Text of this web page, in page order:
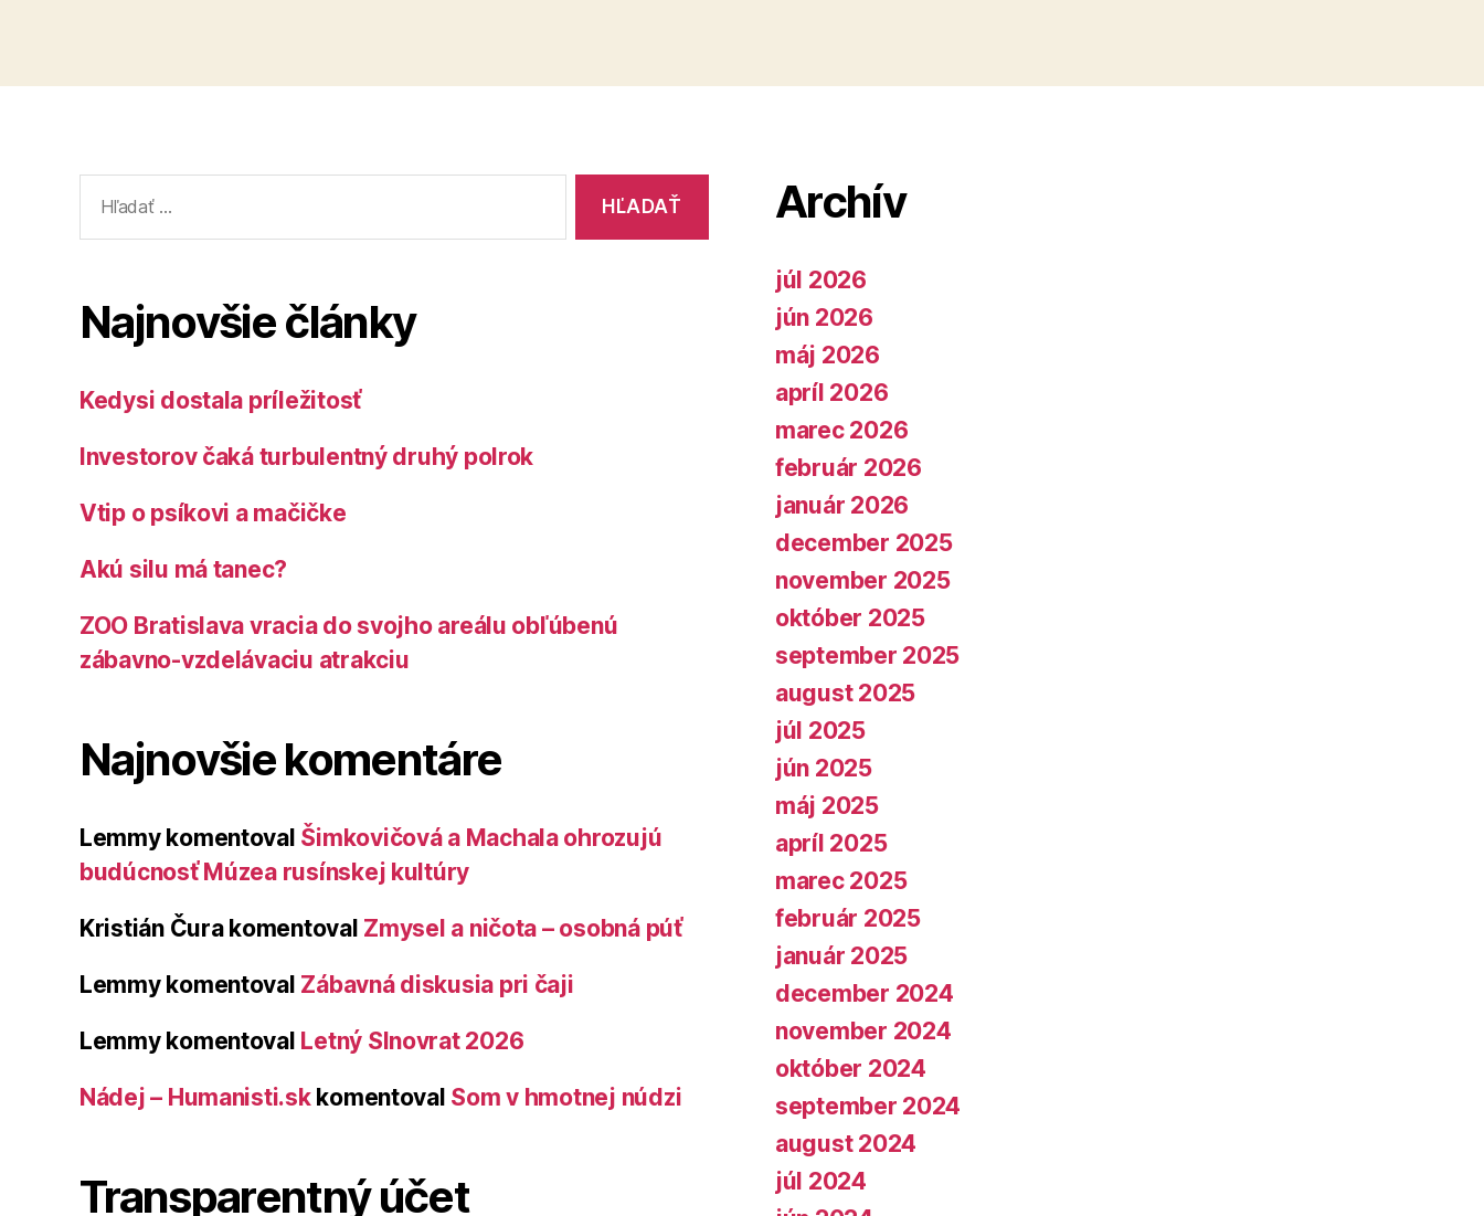
Najnovšie články
Kedysi dostala príležitosť
Investorov čaká turbulentný druhý polrok
Vtip o psíkovi a mačičke
Akú silu má tanec?
ZOO Bratislava vracia do svojho areálu obľúbenú
zábavno-vzdelávaciu atrakciu
Najnovšie komentáre
Lemmykomentoval Šimkovičová a Machala ohrozujú
budúcnosť Múzea rusínskej kultúry
Kristián Čurakomentoval Zmysel a ničota – osobná púť
Lemmykomentoval Zábavná diskusia pri čaji
Lemmykomentoval Letný Slnovrat 2026
Nádej – Humanisti.skkomentoval Som v hmotnej núdzi
Transparentný účet
Archív
júl 2026
jún 2026
máj 2026
apríl 2026
marec 2026
február 2026
január 2026
december 2025
november 2025
október 2025
september 2025
august 2025
júl 2025
jún 2025
máj 2025
apríl 2025
marec 2025
február 2025
január 2025
december 2024
november 2024
október 2024
september 2024
august 2024
júl 2024